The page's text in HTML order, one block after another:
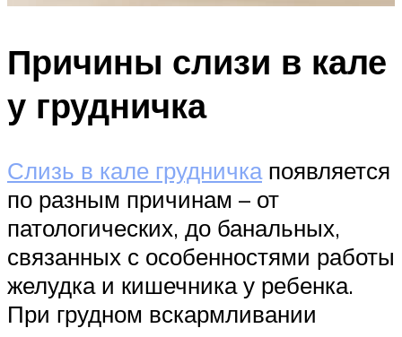
Причины слизи в кале
у грудничка
Слизь в кале грудничкапоявляется
по разным причинам – от
патологических, до банальных,
связанных с особенностями работы
желудка и кишечника у ребенка.
При грудном вскармливании